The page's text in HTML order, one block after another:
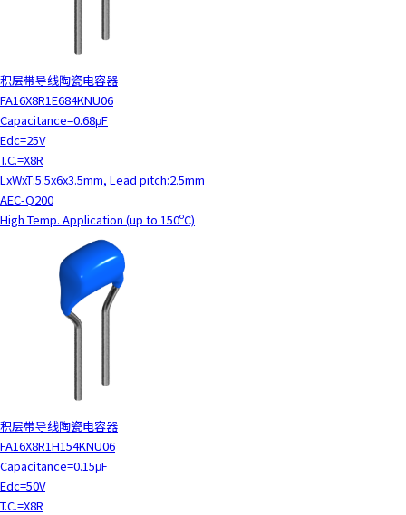
积层带导线陶瓷电容器
FA16X8R1E684KNU06
Capacitance=0.68μF
Edc=25V
T.C.=X8R
LxWxT:5.5x6x3.5mm, Lead pitch:2.5mm
AEC-Q200
High Temp. Application (up to 150ºC)
积层带导线陶瓷电容器
FA16X8R1H154KNU06
Capacitance=0.15μF
Edc=50V
T.C.=X8R